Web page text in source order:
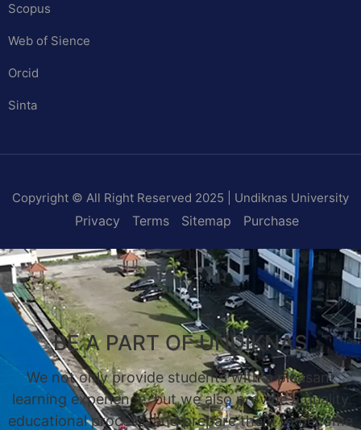
Scopus
Web of Sience
Orcid
Sinta
Copyright © All Right Reserved 2025 | Undiknas University
Privacy Terms Sitemap Purchase
BE A PART OF UNDIKNAS
We not only provide students with a pleasant
learning experience, but we also provide a quality
educational process, and prepare them to become